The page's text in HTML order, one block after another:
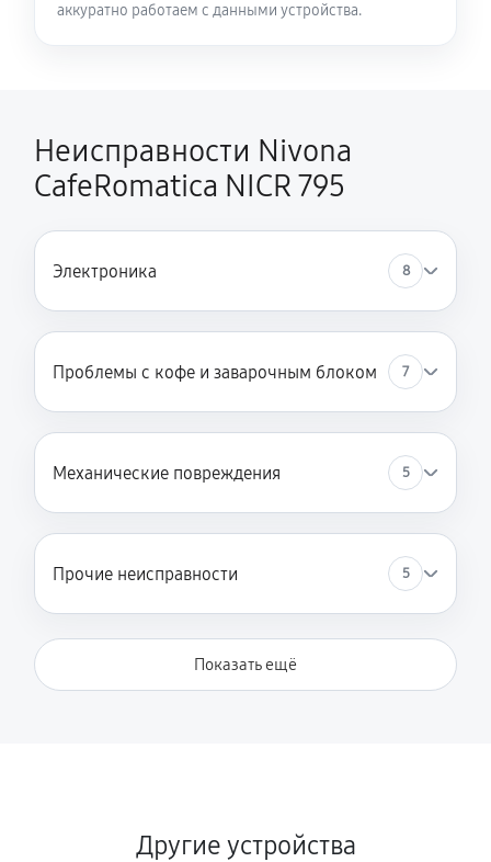
аккуратно работаем с данными устройства.
Неисправности Nivona
CafeRomatica NICR 795
Электроника 8
Проблемы с кофе и заварочным блоком 7
Механические повреждения 5
Прочие неисправности 5
Показать ещё
Другие устройства